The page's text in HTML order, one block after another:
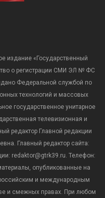
издание «Государственный
о регистрации СМИ ЭЛ № ФС
Федеральной службой по
технологий и массовых
государственное унитарное
телевизионная и
редактор Главной редакции
Главный редактор сайта:
redaktor@gtrk39.ru. Телефон:
опубликованные на
и международным
и смежных правах. При любом